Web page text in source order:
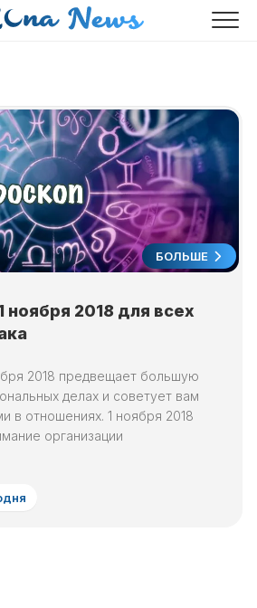
БОЛЬШЕ
ноября 2018 для всех
2018 предвещает большую
делах и советует вам
в отношениях. 1 ноября 2018
организации